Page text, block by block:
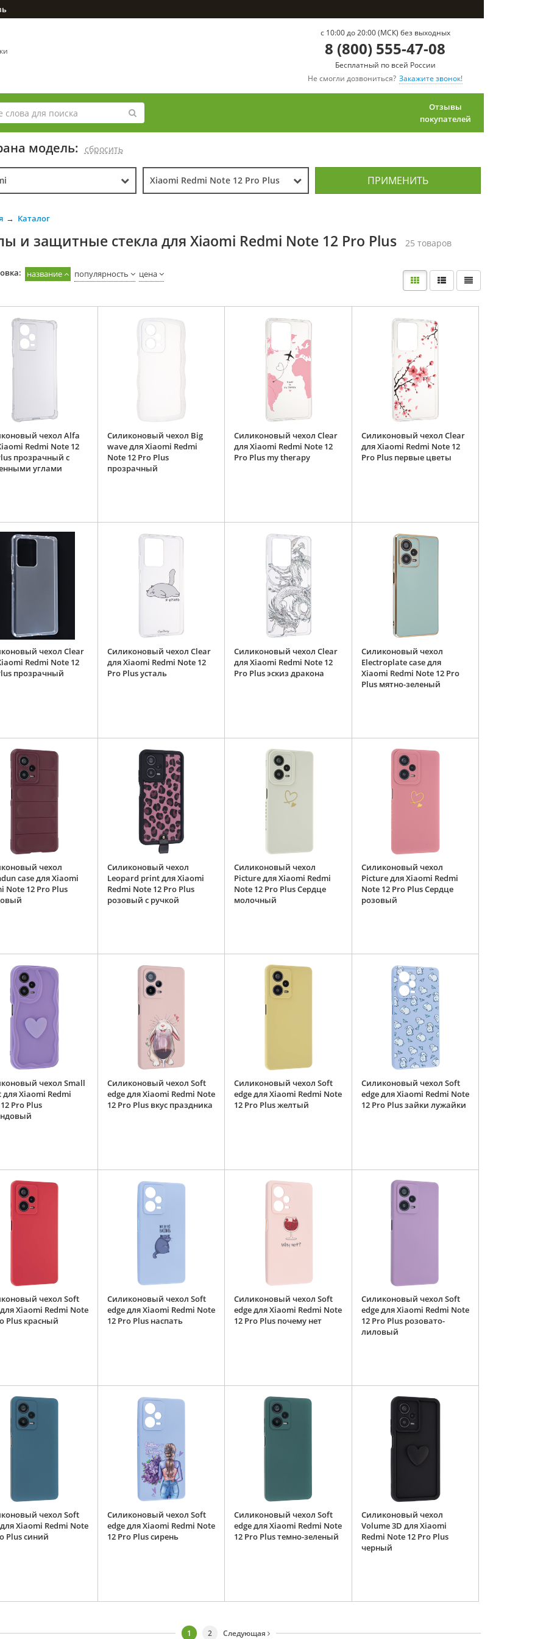
c 10:00 до 20:00 (МСК) без выходных
8 (800) 555-47-08
Бесплатный по всей России
Не смогли дозвониться? Закажите звонок!
Отзывы
покупателей
модель: cбросить
Xiaomi Redmi Note 12 Pro Plus ПРИМЕНИТЬ
Каталог
и защитные стекла для Xiaomi Redmi Note 12 Pro Plus 25 товаров
название популярность цена
чехол Alfa
Redmi Note 12
прозрачный с
углами
Силиконовый чехол Big
wave для Xiaomi Redmi
Note 12 Pro Plus
прозрачный
Силиконовый чехол Clear
для Xiaomi Redmi Note 12
Pro Plus my therapy
Силиконовый чехол Clear
для Xiaomi Redmi Note 12
Pro Plus первые цветы
чехол Clear
Redmi Note 12
прозрачный
Силиконовый чехол Clear
для Xiaomi Redmi Note 12
Pro Plus усталь
Силиконовый чехол Clear
для Xiaomi Redmi Note 12
Pro Plus эскиз дракона
Силиконовый чехол
Electroplate case для
Xiaomi Redmi Note 12 Pro
Plus мятно-зеленый
чехол
case для Xiaomi
Note 12 Pro Plus
Силиконовый чехол
Leopard print для Xiaomi
Redmi Note 12 Pro Plus
розовый с ручкой
Силиконовый чехол
Picture для Xiaomi Redmi
Note 12 Pro Plus Сердце
молочный
Силиконовый чехол
Picture для Xiaomi Redmi
Note 12 Pro Plus Сердце
розовый
чехол Small
для Xiaomi Redmi
Pro Plus
Силиконовый чехол Soft
edge для Xiaomi Redmi Note
12 Pro Plus вкус праздника
Силиконовый чехол Soft
edge для Xiaomi Redmi Note
12 Pro Plus желтый
Силиконовый чехол Soft
edge для Xiaomi Redmi Note
12 Pro Plus зайки лужайки
чехол Soft
Xiaomi Redmi Note
Plus красный
Силиконовый чехол Soft
edge для Xiaomi Redmi Note
12 Pro Plus наспать
Силиконовый чехол Soft
edge для Xiaomi Redmi Note
12 Pro Plus почему нет
Силиконовый чехол Soft
edge для Xiaomi Redmi Note
12 Pro Plus розовато-
лиловый
чехол Soft
Xiaomi Redmi Note
Plus синий
Силиконовый чехол Soft
edge для Xiaomi Redmi Note
12 Pro Plus сирень
Силиконовый чехол Soft
edge для Xiaomi Redmi Note
12 Pro Plus темно-зеленый
Силиконовый чехол
Volume 3D для Xiaomi
Redmi Note 12 Pro Plus
черный
1 2 Следующая